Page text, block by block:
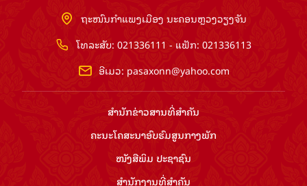
ຖະໜົນກຳແພງເມືອງ ນະຄອນຫຼວງວຽງຈັນ
ໂທລະສັບ: 021336111 - ແຟັກ: 021336113
ອີເມວ: pasaxonn@yahoo.com
ສຳ​ນັກ​ຂ່າວ​ສານ​ທີ່​ສຳ​ຄັນ​
ຄະນະໂຄສະນາອົບຮົມ​ສູນ​ກາງ​ພັກ
ໜັງສືພິມ ປະ​ຊາ​ຊົນ
ສຳ​ນັກ​ງານ​ທີ່​ສຳ​ຄັນ